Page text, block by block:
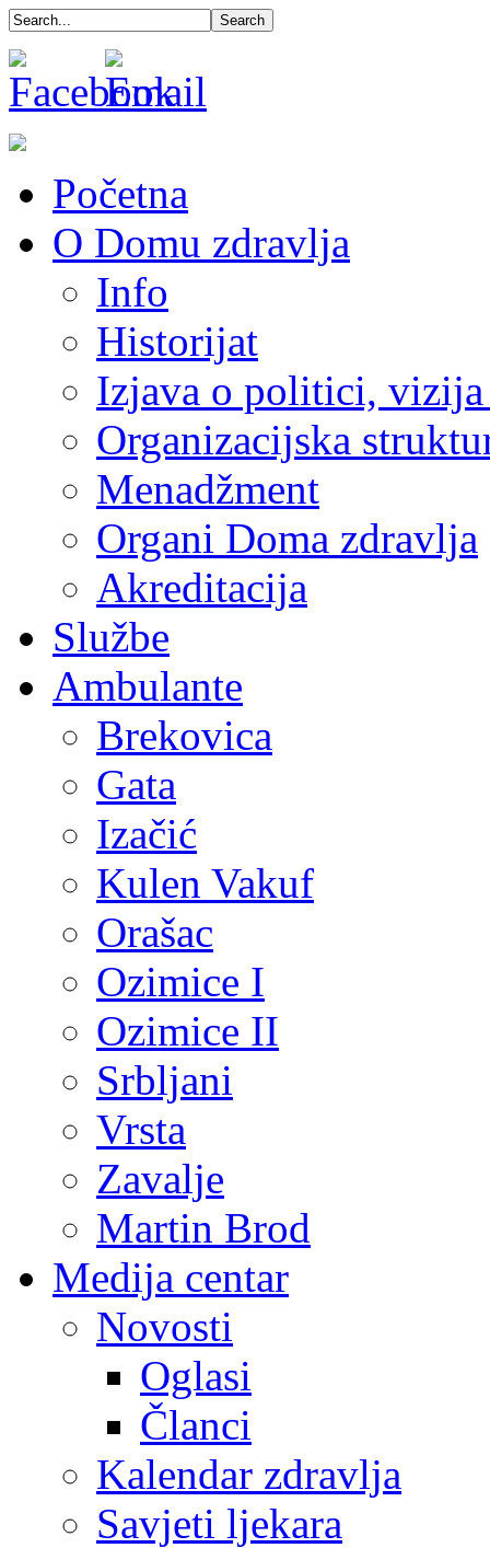
Početna
O Domu zdravlja
Info
Historijat
Izjava o politici,
Organizacijska
Menadžment
Organi Doma zdravlja
Akreditacija
Službe
Ambulante
Brekovica
Gata
Izačić
Kulen Vakuf
Orašac
Ozimice I
Ozimice II
Srbljani
Vrsta
Zavalje
Martin Brod
Medija centar
Novosti
Oglasi
Članci
Kalendar zdravlja
Savjeti ljekara